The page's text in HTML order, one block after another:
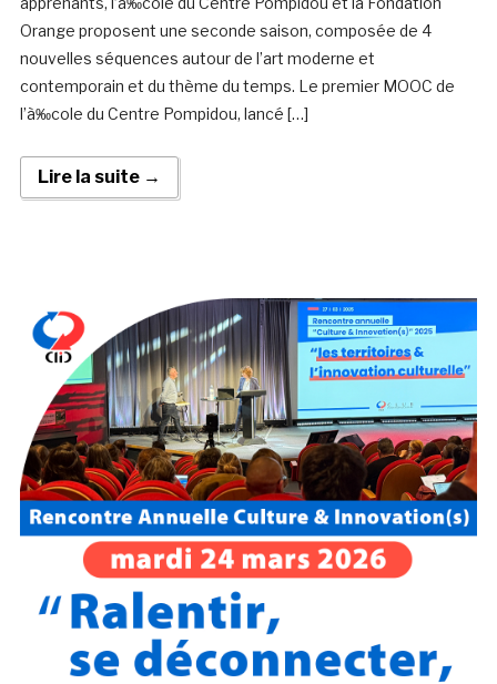
Orange proposent une seconde saison, composée de 4
nouvelles séquences autour de l’art moderne et
contemporain et du thème du temps. Le premier MOOC de
l’à‰cole du Centre Pompidou, lancé […]
Lire la suite →